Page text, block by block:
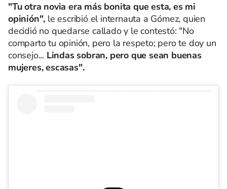
"Tu otra novia era más bonita que esta, es mi
opinión", le escribió el internauta a Gómez, quien
decidió no quedarse callado y le contestó: "No
comparto tu opinión, pero la respeto; pero te doy un
consejo... Lindas sobran, pero que sean buenas
mujeres, escasas".